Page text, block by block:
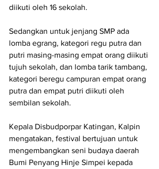
diikuti oleh 16 sekolah.
Sedangkan untuk jenjang SMP ada
lomba egrang, kategori regu putra dan
putri masing-masing empat orang diikuti
tujuh sekolah, dan lomba tarik tambang,
kategori beregu campuran empat orang
putra dan empat putri diikuti oleh
sembilan sekolah.
Kepala Disbudporpar Katingan, Kalpin
mengatakan, festival bertujuan untuk
mengembangkan seni budaya daerah
Bumi Penyang Hinje Simpei kepada